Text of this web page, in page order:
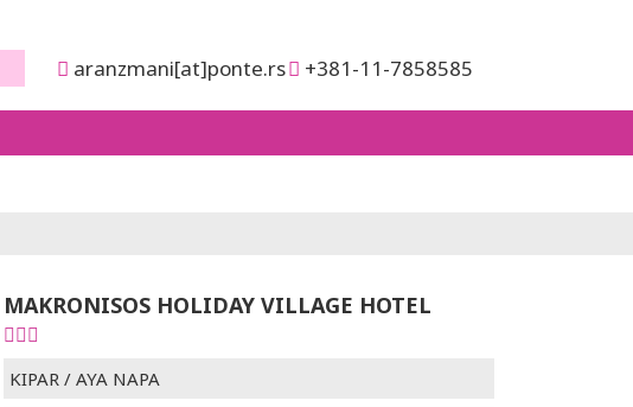
aranzmani[at]ponte.rs +381-11-7858585
MAKRONISOS HOLIDAY VILLAGE HOTEL
KIPAR / AYA NAPA